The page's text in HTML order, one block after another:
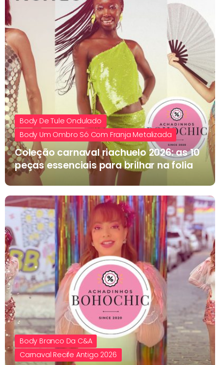
Body De Tule Ondulado
Body Um Ombro Só Com Franja Metalizada
Coleção carnaval riachuelo 2026: as 10
peças essenciais para brilhar na folia
Body Branco Da C&A
Carnaval Recife Antigo 2026